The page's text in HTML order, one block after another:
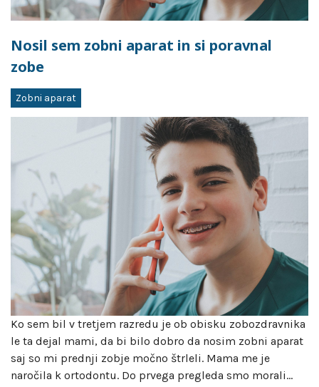
Nosil sem zobni aparat in si poravnal
zobe
Zobni aparat
Ko sem bil v tretjem razredu je ob obisku zobozdravnika
le ta dejal mami, da bi bilo dobro da nosim zobni aparat
saj so mi prednji zobje močno štrleli. Mama me je
naročila k ortodontu. Do prvega pregleda smo morali…